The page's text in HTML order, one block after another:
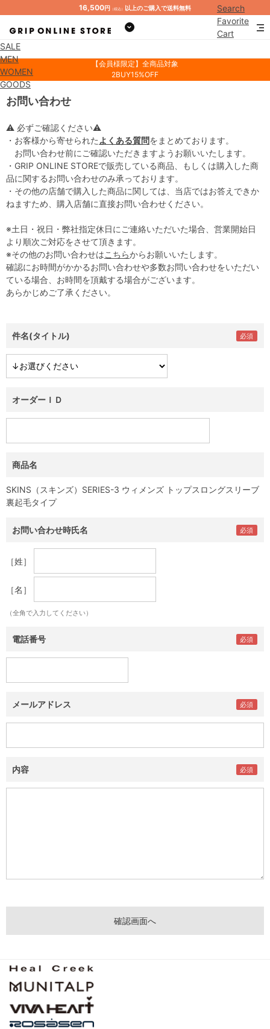
16,500円 （税込） 以上のご購入で送料無料
Search
Favorite
Cart
SALE
MEN
WOMEN
GOODS
【会員様限定】全商品対象
2BUY15%OFF
お問い合わせ
⚠ 必ずご確認ください⚠
・お客様から寄せられた よくある質問をまとめております。
お問い合わせ前にご確認いただきますようお願いいたします。
・GRIP ONLINE STOREで販売している商品、もしくは購入した商
品に関するお問い合わせのみ承っております。
・その他の店舗で購入した商品に関しては、当店ではお答えできか
ねますため、購入店舗に直接お問い合わせください。
※土日・祝日・弊社指定休日にご連絡いただいた場合、営業開始日
より順次ご対応をさせて頂きます。
※その他のお問い合わせはこちらからお願いいたします。
確認にお時間がかかるお問い合わせや多数お問い合わせをいただい
ている場合、お時間を頂戴する場合がございます。
あらかじめご了承ください。
件名(タイトル)
オーダーＩＤ
商品名
SKINS（スキンズ）SERIES-3 ウィメンズ トップスロングスリーブ
裏起毛タイプ
お問い合わせ時氏名
［姓］
［名］
（全角で入力してください）
電話番号
メールアドレス
内容